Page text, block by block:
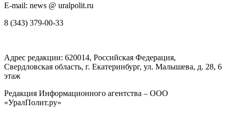
E-mail: news @ uralpolit.ru
8 (343) 379-00-33
Адрес редакции: 620014, Российская Федерация,
Свердловская область, г. Екатеринбург, ул. Малышева, д. 28, 6
этаж
Редакция Информационного агентства – ООО
«УралПолит.ру»